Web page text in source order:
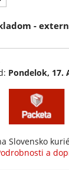
-
Pondelok, 17.
Slovensko
a